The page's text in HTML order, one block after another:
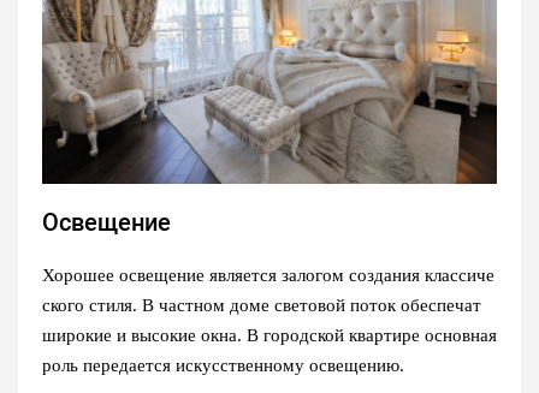
Освещение
Хорошее освещение является залогом создания классиче
ского стиля. В частном доме световой поток обеспечат
широкие и высокие окна. В городской квартире основная
роль передается искусственному освещению.